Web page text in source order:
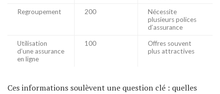
Regroupement 200
Nécessite
plusieurs polices
d’assurance
Utilisation
d’une assurance
en ligne
100
Offres souvent
plus attractives
Ces informations soulèvent une question clé : quelles